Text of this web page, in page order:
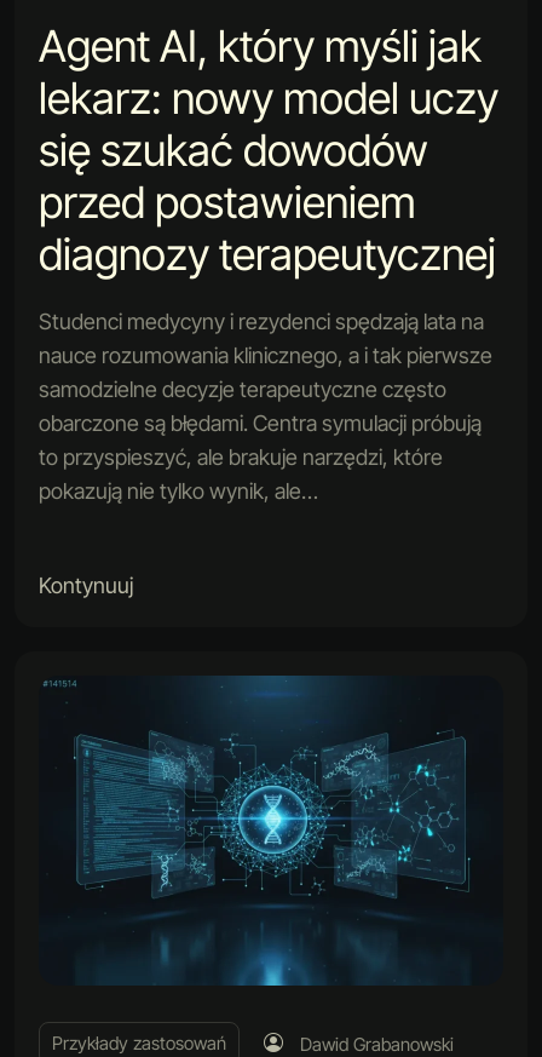
Agent AI, który myśli jak
lekarz: nowy model uczy
się szukać dowodów
przed postawieniem
diagnozy terapeutycznej
Studenci medycyny i rezydenci spędzają lata na
nauce rozumowania klinicznego, a i tak pierwsze
samodzielne decyzje terapeutyczne często
obarczone są błędami. Centra symulacji próbują
to przyspieszyć, ale brakuje narzędzi, które
pokazują nie tylko wynik, ale…
Kontynuuj
Przykłady zastosowań Dawid Grabanowski